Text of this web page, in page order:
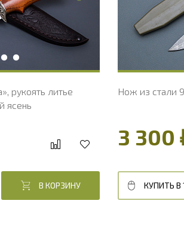
22
60 - 61 HRC
рукоять литье
ясень
В КОРЗИНУ
Длина
Толщина
Твердость
Нож из стали
3 300
КУПИТЬ В